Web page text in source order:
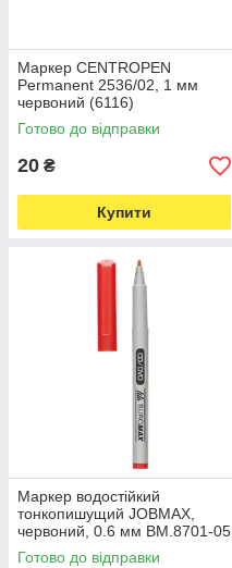
Маркер CENTROPEN
Permanent 2536/02, 1 мм
червоний (6116)
Готово до відправки
20 ₴
Купити
Маркер водостійкий
тонкопишущий JOBMAX,
червоний, 0.6 мм BM.8701-05
(6026)
Готово до відправки